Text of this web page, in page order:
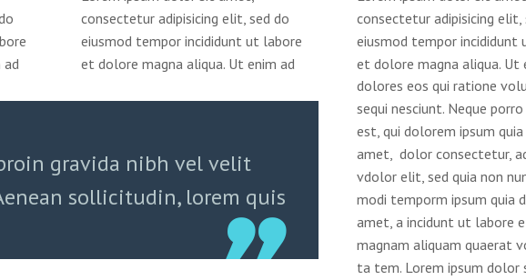
consectetur adipisicing elit, sed do
eiusmod tempor incididunt ut labore
et dolore magna aliqua. Ut enim ad
consectetur adipisicing elit,
eiusmod tempor incididunt
et dolore magna aliqua. Ut
gravida nibh vel velit
sollicitudin, lorem quis
dolores eos qui ratione
sequi nesciunt. Neque
est, qui dolorem ipsum
amet, dolor consectetur,
vdolor elit, sed quia non
modi temporm ipsum quia
amet, a incidunt ut labore
magnam aliquam quaerat
ta tem. Lorem ipsum dolor